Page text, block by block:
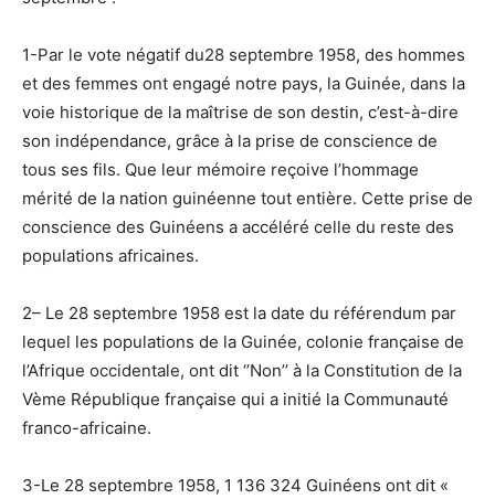
1-Par le vote négatif du28 septembre 1958, des hommes
et des femmes ont engagé notre pays, la Guinée, dans la
voie historique de la maîtrise de son destin, c’est-à-dire
son indépendance, grâce à la prise de conscience de
tous ses fils. Que leur mémoire reçoive l’hommage
mérité de la nation guinéenne tout entière. Cette prise de
conscience des Guinéens a accéléré celle du reste des
populations africaines.
2– Le 28 septembre 1958 est la date du référendum par
lequel les populations de la Guinée, colonie française de
l’Afrique occidentale, ont dit ‘’Non’’ à la Constitution de la
Vème République française qui a initié la Communauté
franco-africaine.
3-Le 28 septembre 1958, 1 136 324 Guinéens ont dit «